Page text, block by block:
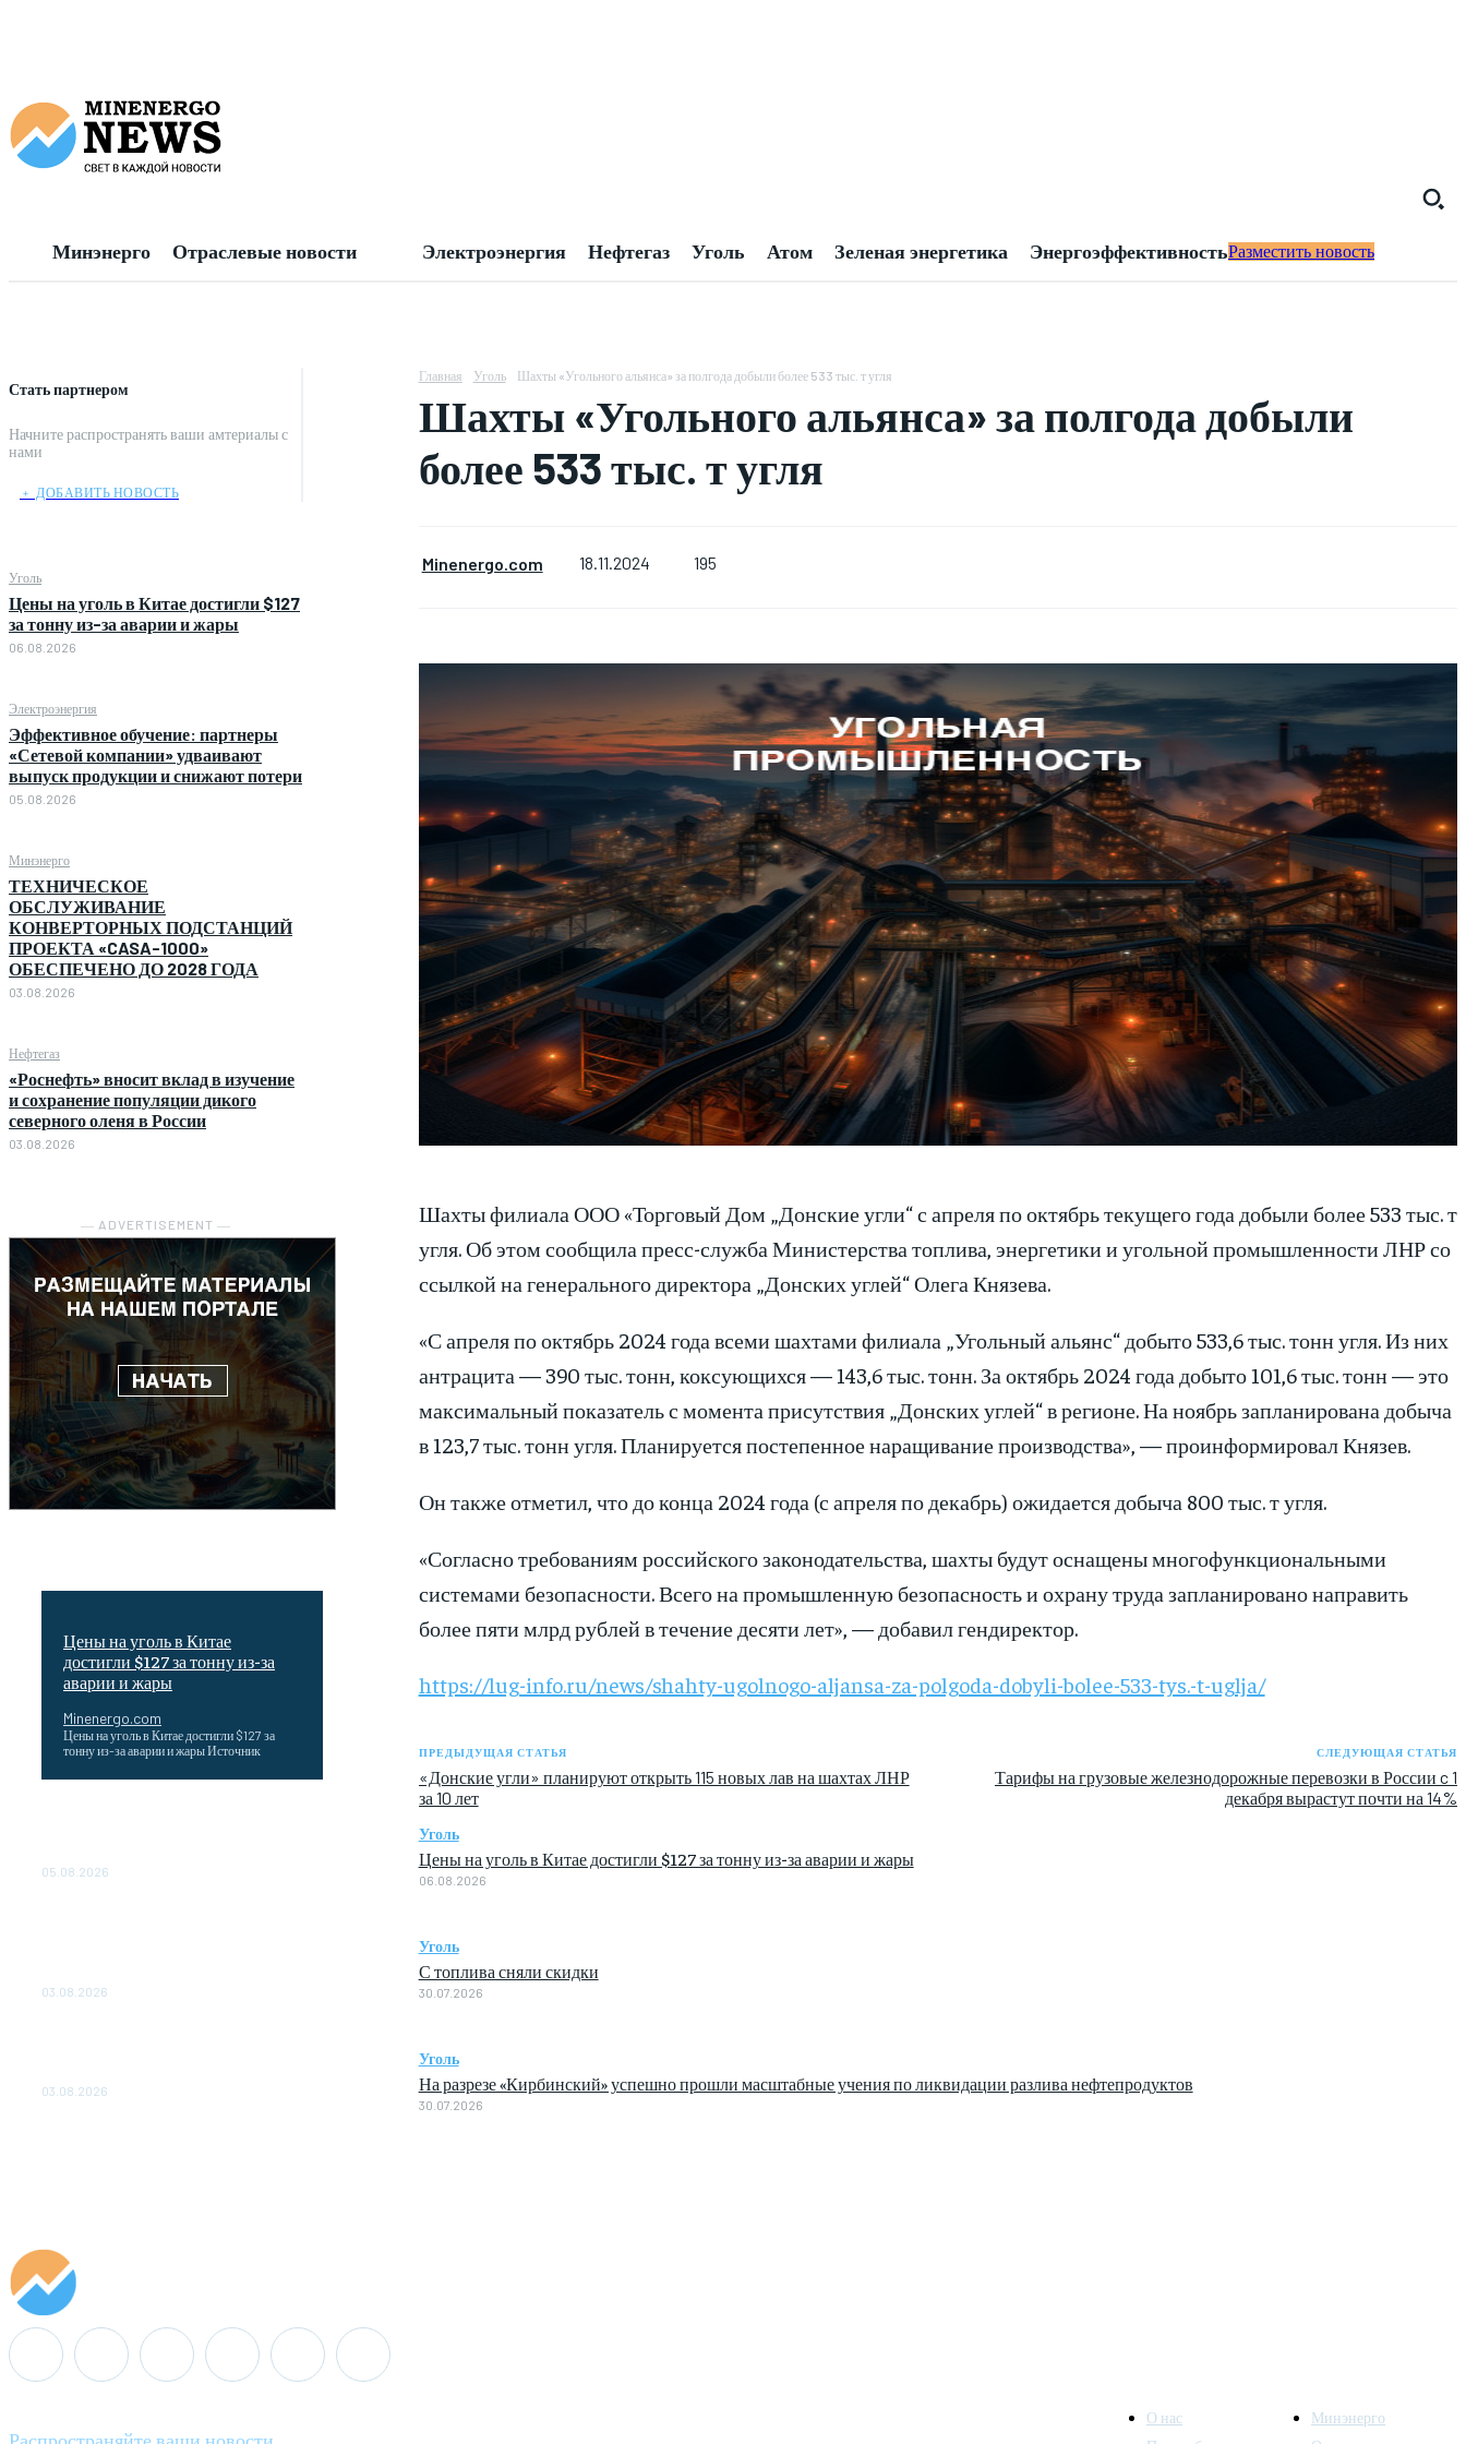
Минэнерго Отраслевые новости Электроэнергия Нефтегаз Уголь Атом Зеленая энергетика ЭнергоэффективностьРазместить новость
Стать партнером
Начните распространять ваши амтериалы с
нами
﹢ ДОБАВИТЬ НОВОСТЬ
Уголь
Цены на уголь в Китае достигли $127
за тонну из-за аварии и жары
06.08.2026
Электроэнергия
Эффективное обучение: партнеры
«Сетевой компании» удваивают
выпуск продукции и снижают потери
05.08.2026
Минэнерго
ТЕХНИЧЕСКОЕ
ОБСЛУЖИВАНИЕ
КОНВЕРТОРНЫХ ПОДСТАНЦИЙ
ПРОЕКТА «CASA-1000»
ОБЕСПЕЧЕНО ДО 2028 ГОДА
03.08.2026
Нефтегаз
«Роснефть» вносит вклад в изучение
и сохранение популяции дикого
северного оленя в России
03.08.2026
― ADVERTISEMENT ―
Цены на уголь в Китае
достигли $127 за тонну из-за
аварии и жары
Minenergo.com
Цены на уголь в Китае достигли $127 за
тонну из-за аварии и жары Источник
05.08.2026
03.08.2026
03.08.2026
Главная Уголь Шахты «Угольного альянса» за полгода добыли более 533 тыс. т угля
Шахты «Угольного альянса» за полгода добыли
более 533 тыс. т угля
Minenergo.com 18.11.2024 195
Шахты филиала ООО «Торговый Дом „Донские угли“ с апреля по октябрь текущего года добыли более 533 тыс. т
угля. Об этом сообщила пресс-служба Министерства топлива, энергетики и угольной промышленности ЛНР со
ссылкой на генерального директора „Донских углей“ Олега Князева.
«С апреля по октябрь 2024 года всеми шахтами филиала „Угольный альянс“ добыто 533,6 тыс. тонн угля. Из них
антрацита — 390 тыс. тонн, коксующихся — 143,6 тыс. тонн. За октябрь 2024 года добыто 101,6 тыс. тонн — это
максимальный показатель с момента присутствия „Донских углей“ в регионе. На ноябрь запланирована добыча
в 123,7 тыс. тонн угля. Планируется постепенное наращивание производства», — проинформировал Князев.
Он также отметил, что до конца 2024 года (с апреля по декабрь) ожидается добыча 800 тыс. т угля.
«Согласно требованиям российского законодательства, шахты будут оснащены многофункциональными
системами безопасности. Всего на промышленную безопасность и охрану труда запланировано направить
более пяти млрд рублей в течение десяти лет», — добавил гендиректор.
https://lug-info.ru/news/shahty-ugolnogo-aljansa-za-polgoda-dobyli-bolee-533-tys.-t-uglja/
ПРЕДЫДУЩАЯ СТАТЬЯ
«Донские угли» планируют открыть 115 новых лав на шахтах ЛНР
за 10 лет
СЛЕДУЮЩАЯ СТАТЬЯ
Тарифы на грузовые железнодорожные перевозки в России c 1
декабря вырастут почти на 14%
Уголь
Цены на уголь в Китае достигли $127 за тонну из-за аварии и жары
06.08.2026
Уголь
С топлива сняли скидки
30.07.2026
Уголь
На разрезе «Кирбинский» успешно прошли масштабные учения по ликвидации разлива нефтепродуктов
30.07.2026
О нас
Минэнерго